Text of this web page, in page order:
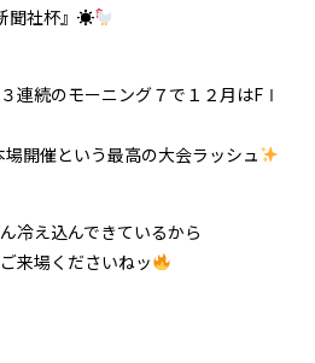
聞社杯』☀
連続のモーニング７で１２月はFⅠ
開催という最高の大会ラッシュ
冷え込んできているから
来場くださいねッ